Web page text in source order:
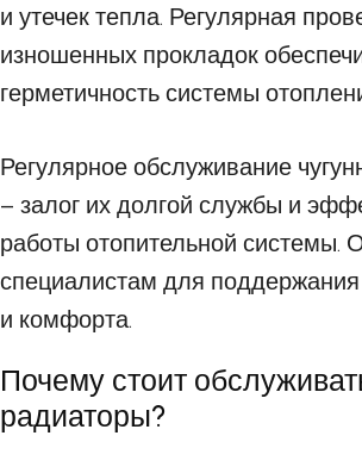
и утечек тепла. Регулярная
изношенных прокладок
герметичность системы
Регулярное обслуживание
– залог их долгой службы и
работы отопительной системы.
специалистам для
и комфорта.
Почему стоит
радиаторы?